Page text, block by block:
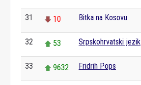
31 10 Bitka na Kosovu
32 53 Srpskohrvatski jezik
33 9632 Fridrih Pops